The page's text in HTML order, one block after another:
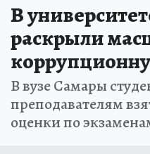
В
раскрыли
В вузе Самары
преподавателям
оценки по